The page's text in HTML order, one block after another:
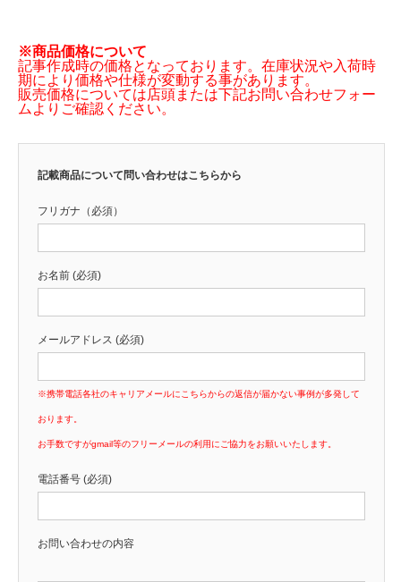
※商品価格について
記事作成時の価格となっております。在庫状況や入荷時
期により価格や仕様が変動する事があります。
販売価格については店頭または下記お問い合わせフォー
ムよりご確認ください。
記載商品について問い合わせはこちらから
フリガナ（必須）
お名前 (必須)
メールアドレス (必須)
※携帯電話各社のキャリアメールにこちらからの返信が届かない事例が多発して
おります。
お手数ですがgmail等のフリーメールの利用にご協力をお願いいたします。
電話番号 (必須)
お問い合わせの内容